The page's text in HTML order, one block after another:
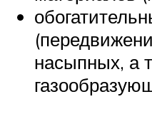
насыпных, а